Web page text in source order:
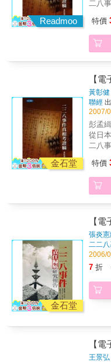
協助
點均
和實
盡一
之外空言批評
樣勇
錄（
細呈
本書
史中
務理
海外
爆炸
視，
民共
刑事
開中國赴美定
其成
解嚴
於美國休斯頓。
易的
陳逸
的原
協助
和實
盡一
之外空言批評。
灣社
錄（
細呈
本書
史中
程提出貢獻？ 二
歷史
回來
訪二
過當
事件
活動
上是
讓台
女性
念，
佛洛
所影
伏
神官
筆者
質，
環才有可能轉變
二八
的美
主體性的專論
形式
企圖
了精
二八
Readmoo
二八
灣人
黑彭
歷史
院士
件，
之際
特價
金石堂
【
黃彰健
聯經
2007/
彭孟
從日
二八
灣人
黑彭
歷史
院士
件，
之際
特價
金石堂
【
張炎
二二
2006/
7 折
【
王景弘